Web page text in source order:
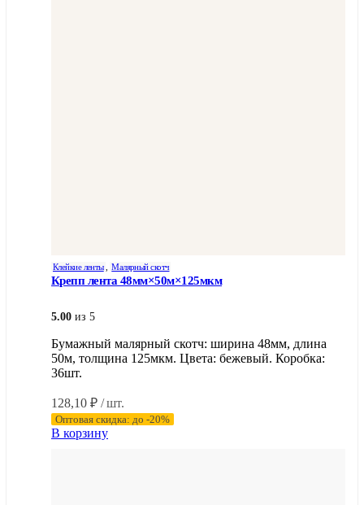
Клейкие ленты, Малярный скотч
Крепп лента 48мм×50м×125мкм
5.00 из 5
Бумажный малярный скотч: ширина 48мм, длина
50м, толщина 125мкм. Цвета: бежевый. Коробка:
36шт.
128,10 ₽ / шт.
Оптовая скидка: до -20%
В корзину